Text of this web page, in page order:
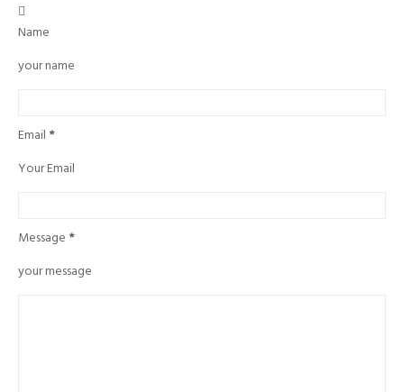

Name
your name
Email *
Your Email
Message *
your message